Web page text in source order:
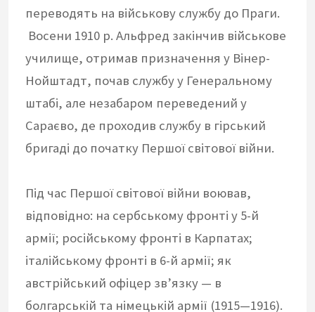
переводять на військову службу до Праги.
Восени 1910 р. Альфред закінчив військове
училище, отримав призначення у Вінер-
Нойштадт, почав службу у Генеральному
штабі, але незабаром переведений у
Сараєво, де проходив службу в гірський
бригаді до початку Першої світової війни.
Під час Першої світової війни воював,
відповідно: на сербському фронті у 5-й
армії; російському фронті в Карпатах;
італійському фронті в 6-й армії; як
австрійський офіцер зв’язку — в
болгарській та німецькій армії (1915—1916).